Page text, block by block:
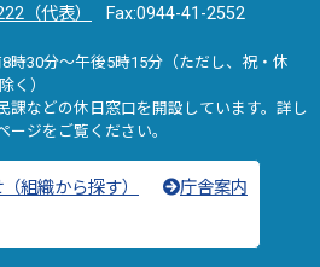
（代表） Fax:0944-41-2552
時30分～午後5時15分（ただし、祝・休
く）
などの休日窓口を開設しています。詳し
ージをご覧ください。
組織から探す）
庁舎案内